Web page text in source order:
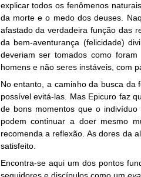
explicar todos os fenômenos
da morte e o medo dos deuses.
afastado da verdadeira função das
da bem-aventurança (felicidade)
deveriam ser tomados como
homens e não seres instáveis, com
No entanto, a caminho da busca da
possível evitá-las. Mas Epicuro faz
de bons momentos que o
podem continuar a doer mesmo
recomenda a reflexão. As dores da
satisfeito.
Encontra-se aqui um dos pontos